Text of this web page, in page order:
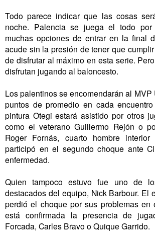
Todo parece indicar que las cosas
noche. Palencia se juega el todo
muchas opciones de entrar en la final
acude sin la presión de tener que
de disfrutar al máximo en esta serie.
disfrutan jugando al baloncesto.
Los palentinos se encomendarán al MVP
puntos de promedio en cada
pintura Otegi estará asistido por otros
como el veterano Guillermo Rejón o
Roger Fornás, cuarto hombre
participó en el segundo choque ante
enfermedad.
Quien tampoco estuvo fue uno de
destacados del equipo, Nick Barbour. El
perdió el choque por sus problemas en
está confirmada la presencia de
Forcada, Carles Bravo o Quique Garrido.